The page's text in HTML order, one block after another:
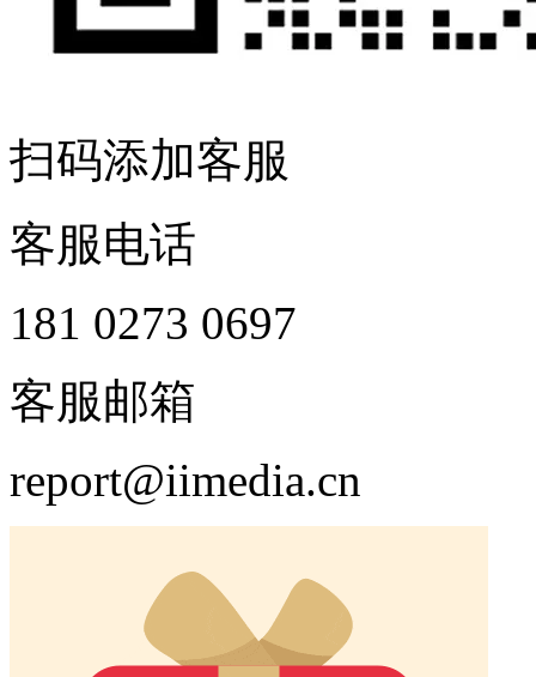
扫码添加客服
客服电话
181 0273 0697
客服邮箱
report@iimedia.cn